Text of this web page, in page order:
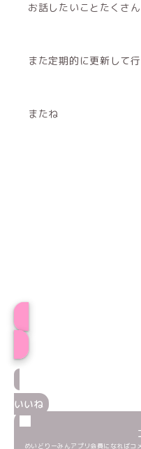
お話したいことたくさ
また定期的に更新して
またね
いいね
めいどりーみんアプリ会員になればコ